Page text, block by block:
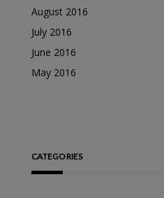
August 2016
July 2016
June 2016
May 2016
CATEGORIES